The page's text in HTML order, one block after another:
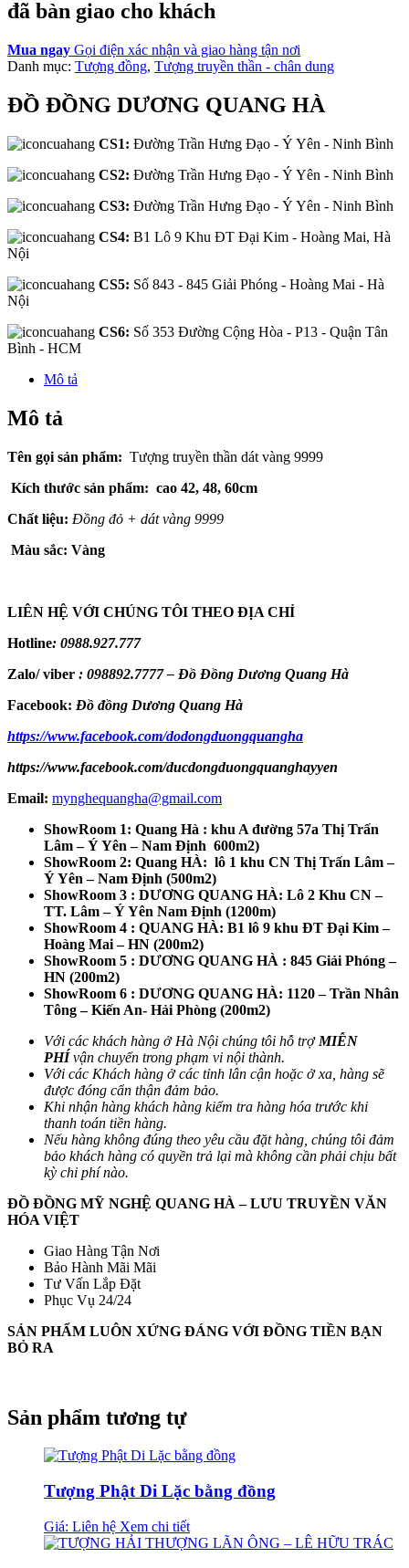
đã bàn giao cho khách
Mua ngay Gọi điện xác nhận và giao hàng tận nơi
Danh mục: Tượng đồng, Tượng truyền thần - chân dung
ĐỒ ĐỒNG DƯƠNG QUANG HÀ
CS1: Đường Trần Hưng Đạo - Ý Yên - Ninh Bình
CS2: Đường Trần Hưng Đạo - Ý Yên - Ninh Bình
CS3: Đường Trần Hưng Đạo - Ý Yên - Ninh Bình
CS4: B1 Lô 9 Khu ĐT Đại Kim - Hoàng Mai, Hà
Nội
CS5: Số 843 - 845 Giải Phóng - Hoàng Mai - Hà
Nội
CS6: Số 353 Đường Cộng Hòa - P13 - Quận Tân
Bình - HCM
Mô tả
Mô tả
Tên gọi sản phẩm: Tượng truyền thần dát vàng 9999
Kích thước sản phẩm: cao 42, 48, 60cm
Chất liệu: Đồng đỏ + dát vàng 9999
Màu sắc: Vàng
LIÊN HỆ VỚI CHÚNG TÔI THEO ĐỊA CHỈ
Hotline: 0988.927.777
Zalo/ viber : 098892.7777 – Đồ Đồng Dương Quang Hà
Facebook: Đồ đồng Dương Quang Hà
https://www.facebook.com/dodongduongquangha
https://www.facebook.com/ducdongduongquanghayyen
Email: mynghequangha@gmail.com
ShowRoom 1: Quang Hà : khu A đường 57a Thị Trấn
Lâm – Ý Yên – Nam Định 600m2)
ShowRoom 2: Quang HÀ: lô 1 khu CN Thị Trấn Lâm –
Ý Yên – Nam Định (500m2)
ShowRoom 3 : DƯƠNG QUANG HÀ: Lô 2 Khu CN –
TT. Lâm – Ý Yên Nam Định (1200m)
ShowRoom 4 : QUANG HÀ: B1 lô 9 khu ĐT Đại Kim –
Hoàng Mai – HN (200m2)
ShowRoom 5 : DƯƠNG QUANG HÀ : 845 Giải Phóng –
HN (200m2)
ShowRoom 6 : DƯƠNG QUANG HÀ: 1120 – Trần Nhân
Tông – Kiến An- Hải Phòng (200m2)
Với các khách hàng ở Hà Nội chúng tôi hỗ trợ MIỄN
PHÍ vận chuyển trong phạm vi nội thành.
Với các Khách hàng ở các tỉnh lân cận hoặc ở xa, hàng sẽ
được đóng cẩn thận đảm bảo.
Khi nhận hàng khách hàng kiểm tra hàng hóa trước khi
thanh toán tiền hàng.
Nếu hàng không đúng theo yêu cầu đặt hàng, chúng tôi đảm
bảo khách hàng có quyền trả lại mà không cần phải chịu bất
kỳ chi phí nào.
ĐỒ ĐỒNG MỸ NGHỆ QUANG HÀ – LƯU TRUYỀN VĂN
HÓA VIỆT
Giao Hàng Tận Nơi
Bảo Hành Mãi Mãi
Tư Vấn Lắp Đặt
Phục Vụ 24/24
SẢN PHẨM LUÔN XỨNG ĐÁNG VỚI ĐỒNG TIỀN BẠN
BỎ RA
Sản phẩm tương tự
Tượng Phật Di Lặc bằng đồng
Giá: Liên hệ Xem chi tiết